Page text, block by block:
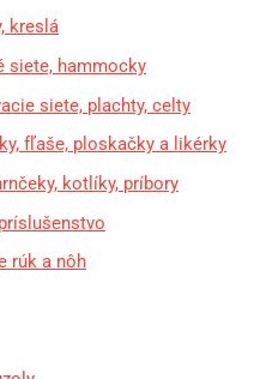
kreslá
siete, hammocky
siete, plachty, celty
fľaše, ploskačky a likérky
kotlíky, príbory
rúk a nôh